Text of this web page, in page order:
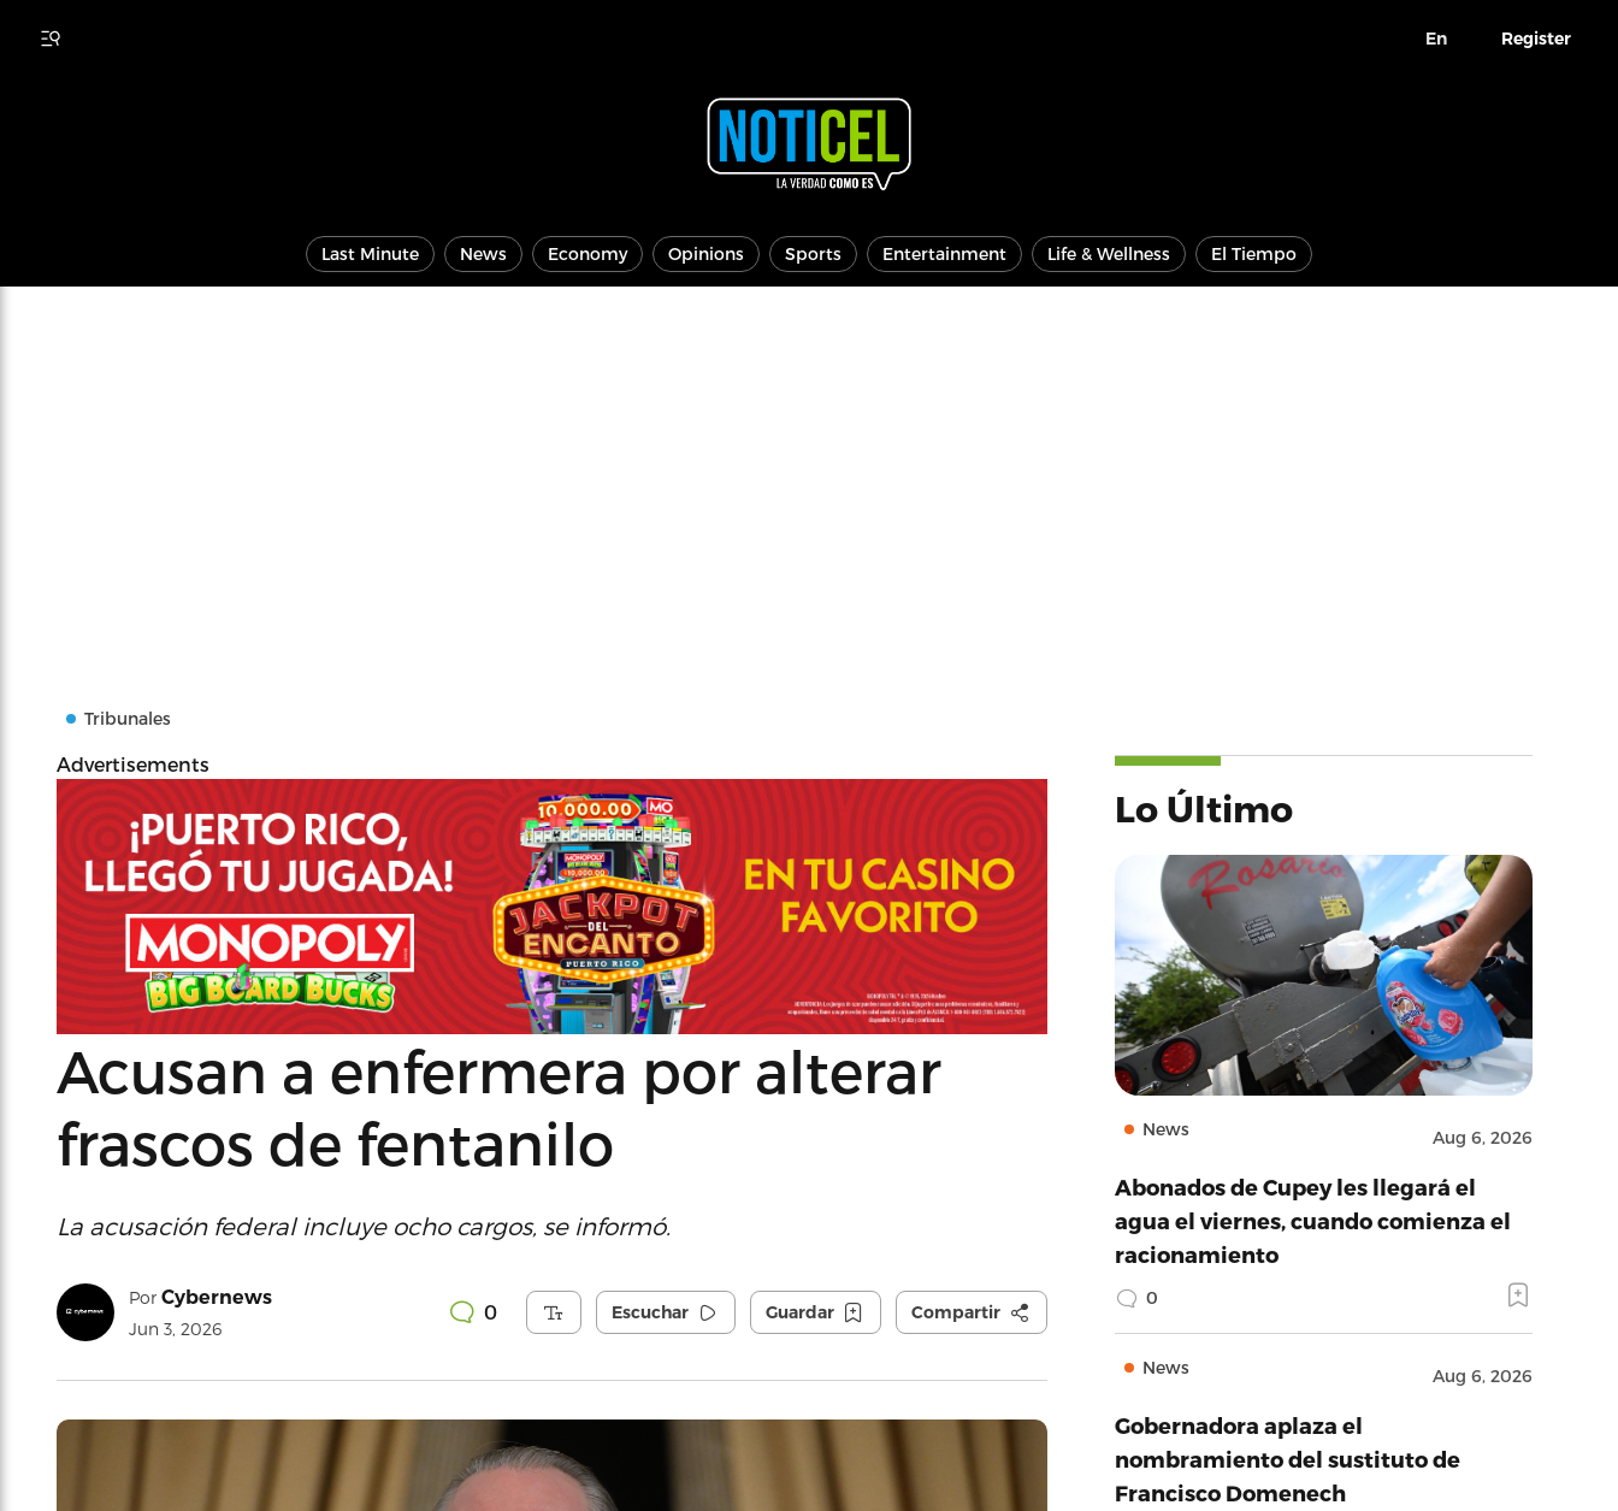
En Register
Last Minute News Economy Opinions Sports Entertainment Life & Wellness El Tiempo
Tribunales
Advertisements
Acusan a enfermera por alterar
frascos de fentanilo
La acusación federal incluye ocho cargos, se informó.
Por Cybernews
Jun 3, 2026
0 Escuchar Guardar Compartir
Lo Último
News Aug 6, 2026
Abonados de Cupey les llegará el
agua el viernes, cuando comienza el
racionamiento
0
News Aug 6, 2026
Gobernadora aplaza el
nombramiento del sustituto de
Francisco Domenech